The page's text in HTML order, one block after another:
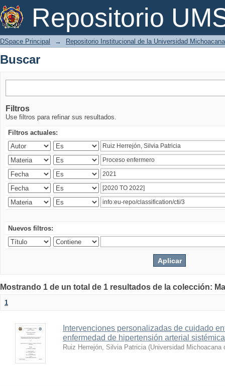
Repositorio
Buscar
DSpace Principal → Repositorio Institucional de la Universidad
Buscar
Filtros
Use filtros para refinar sus resultados.
Filtros actuales:
Nuevos filtros:
Mostrando 1 de un total de 1 resultados de la colección:
1
Intervenciones personalizadas de cuidado
enfermedad de hipertensión arterial
Ruiz Herrejón, Silvia Patricia (Universidad Michoacana